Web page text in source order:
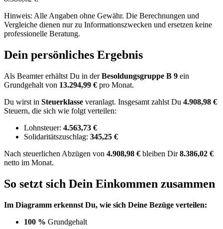
Hinweis: Alle Angaben ohne Gewähr. Die Berechnungen und
Vergleiche dienen nur zu Informationszwecken und ersetzen keine
professionelle Beratung.
Dein persönliches Ergebnis
Als Beamter erhältst Du in derBesoldungsgruppe B 9 ein
Grundgehalt von 13.294,99 € pro Monat.
Du wirst in Steuerklasse veranlagt. Insgesamt zahlst Du 4.908,98 €
Steuern, die sich wie folgt verteilen:
Lohnsteuer: 4.563,73 €
Solidaritätszuschlag: 345,25 €
Nach steuerlichen Abzügen von 4.908,98 € bleiben Dir8.386,02 €
netto im Monat.
So setzt sich Dein Einkommen zusammen
Im Diagramm erkennst Du, wie sich Deine Bezüge verteilen:
100 % Grundgehalt